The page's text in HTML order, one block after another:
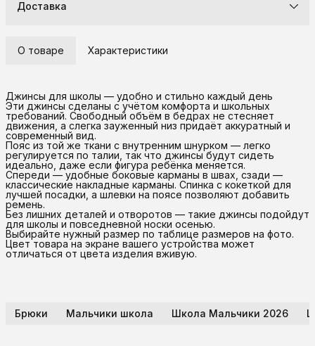
Доставка
О товаре Характеристики
Джинсы для школы — удобно и стильно каждый день
Эти джинсы сделаны с учётом комфорта и школьных
требований. Свободный объём в бедрах не стесняет
движения, а слегка зауженный низ придаёт аккуратный и
современный вид.
Пояс из той же ткани с внутренним шнурком — легко
регулируется по талии, так что джинсы будут сидеть
идеально, даже если фигура ребёнка меняется.
Спереди — удобные боковые карманы в швах, сзади —
классические накладные карманы. Спинка с кокеткой для
лучшей посадки, а шлевки на поясе позволяют добавить
ремень.
Без лишних деталей и отворотов — такие джинсы подойдут
для школы и повседневной носки осенью.
Выбирайте нужный размер по таблице размеров на фото.
Цвет товара на экране вашего устройства может
отличаться от цвета изделия вживую.
Брюки Мальчики школа Школа Мальчики 2026